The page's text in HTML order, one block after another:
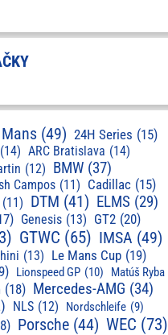
(49) 24H Series (15)
(14) ARC Bratislava (14)
(12) BMW (37)
Campos (11) Cadillac (15)
(11) DTM (41) ELMS (29)
Genesis (13) GT2 (20)
GTWC (65) IMSA (49)
(13) Le Mans Cup (19)
Lionspeed GP (10) Matúš Ryba
(18) Mercedes-AMG (34)
NLS (12) Nordschleife (9)
Porsche (44) WEC (73)